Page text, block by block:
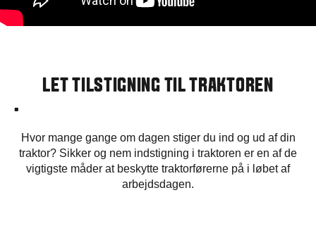
LET TILSTIGNING TIL TRAKTOREN
.
Hvor mange gange om dagen stiger du ind og ud af din
traktor? Sikker og nem indstigning i traktoren er en af de
vigtigste måder at beskytte traktorførerne på i løbet af
arbejdsdagen.